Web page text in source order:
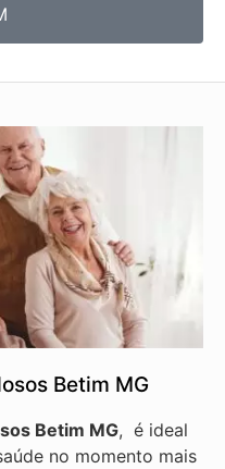
Betim MG
Betim MG, é ideal
no momento mais